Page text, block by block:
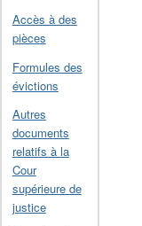
Accès à des
pièces
Formules des
évictions
Autres
documents
relatifs à la
Cour
supérieure de
justice